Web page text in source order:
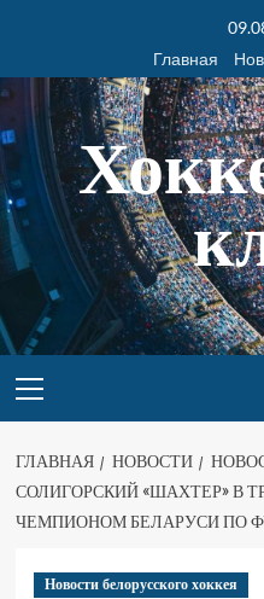
Главная
ГЛАВНАЯ НОВОСТИ
СОЛИГОРСКИЙ «ШАХТЕР» В
ЧЕМПИОНОМ БЕЛАРУСИ ПО
Новости белорусского хоккея